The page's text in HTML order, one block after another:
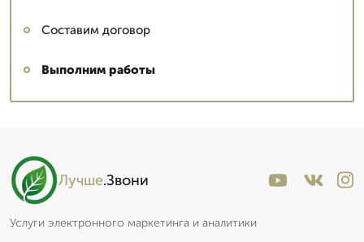
Составим договор
Выполним работы
Лучше.Звони
Услуги электронного маркетинга и аналитики